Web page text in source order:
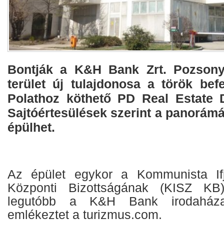
Bontják a K&H Bank Zrt.
terület új tulajdonosa a török
Polathoz köthető PD Real Estate
Sajtóértesülések szerint a
épülhet.
Az épület egykor a Kommunista
Központi Bizottságának (KISZ
legutóbb a K&H Bank
emlékeztet a turizmus.com.